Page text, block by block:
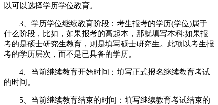
以可以选择学历学位教育。
3、学历学位继续教育阶段：考生报考的学历(学位)属于
什么阶段，比如，如果报考的高起本，那就填写本科;如果报
考的是硕士研究生教育，则是填写硕士研究生。此项以考生报
考的学历层次，而不是已具备的学历。
4、当前继续教育开始时间：填写正式报名继续教育考试
的时间。
5、当前继续教育结束的时间：填写继续教育考试结束的